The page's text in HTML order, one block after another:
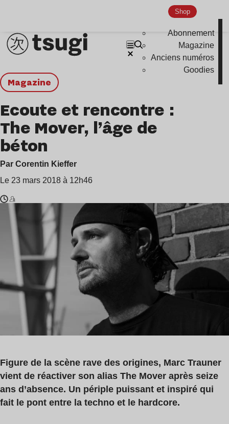
Shop
Abonnement
Magazine
Anciens numéros
Goodies
magazine
Ecoute et rencontre :
The Mover, l’âge de
béton
Par Corentin Kieffer
Le 23 mars 2018 à 12h46
Temps
lecture
The
Mover
Figure de la scène rave des origines, Marc Trauner
vient de réactiver son alias The Mover après seize
ans d’absence. Un périple puissant et inspiré qui
fait le pont entre la techno et le hardcore.